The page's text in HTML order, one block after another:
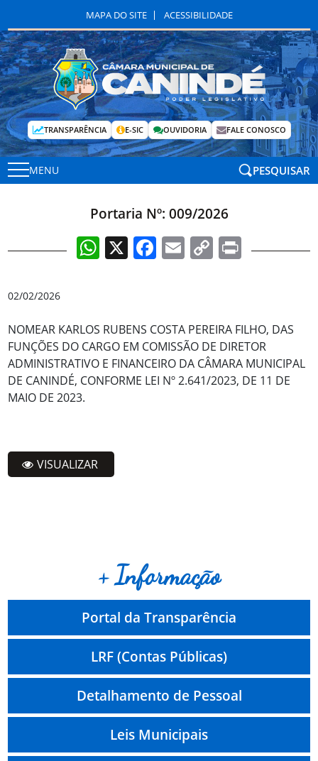
MAPA DO SITE ACESSIBILIDADE
TRANSPARÊNCIA E-SIC OUVIDORIA FALE CONOSCO
MENU PESQUISAR
Portaria Nº: 009/2026
WhatsApp
X Facebook
EmailCopyPrint
02/02/2026
NOMEAR KARLOS RUBENS COSTA PEREIRA FILHO, DAS
FUNÇÕES DO CARGO EM COMISSÃO DE DIRETOR
ADMINISTRATIVO E FINANCEIRO DA CÂMARA MUNICIPAL
DE CANINDÉ, CONFORME LEI Nº 2.641/2023, DE 11 DE
MAIO DE 2023.
VISUALIZAR
+ Informação
Portal da Transparência
LRF (Contas Públicas)
Detalhamento de Pessoal
Leis Municipais